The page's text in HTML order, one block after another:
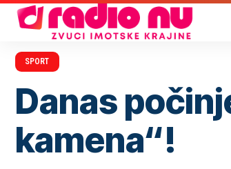
SPORT
Danas
kamena“!